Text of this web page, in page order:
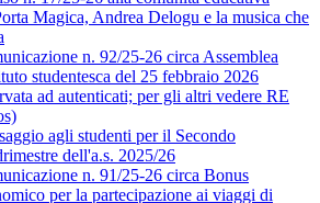
Magica, Andrea Delogu e la musica che
n. 92/25-26 circa Assemblea
studentesca del 25 febbraio 2026
ad autenticati; per gli altri vedere RE
agli studenti per il Secondo
dell'a.s. 2025/26
n. 91/25-26 circa Bonus
per la partecipazione ai viaggi di